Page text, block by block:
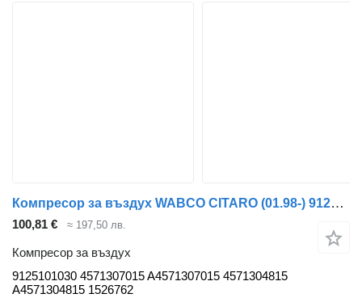
Компресор за въздух WABCO CITARO (01.98-) 9125101030 за автобус Mercedes-Benz Bus II (1996-)
100,81 € ≈ 197,50 лв.
Компресор за въздух
9125101030 4571307015 A4571307015 4571304815
A4571304815 1526762